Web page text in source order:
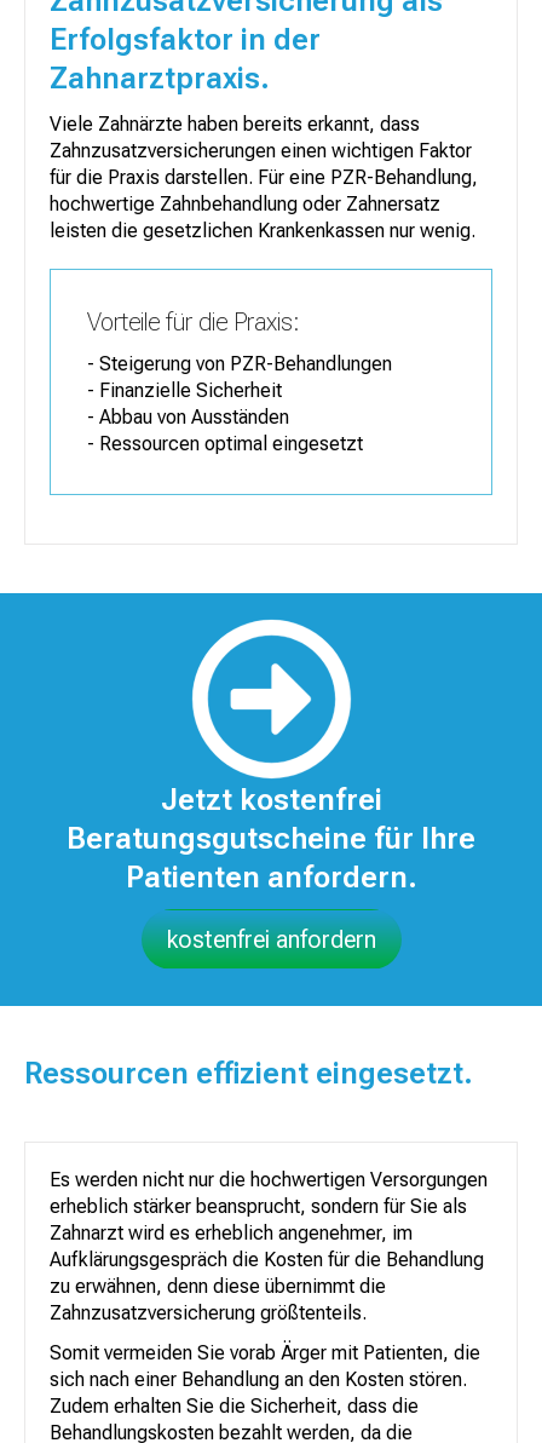
Erfolgsfaktor in der
Zahnarztpraxis.
Viele Zahnärzte haben bereits erkannt, dass
Zahnzusatzversicherungen einen wichtigen Faktor
für die Praxis darstellen. Für eine PZR-Behandlung,
hochwertige Zahnbehandlung oder Zahnersatz
leisten die gesetzlichen Krankenkassen nur wenig.
Vorteile für die Praxis:
- Steigerung von PZR-Behandlungen
- Finanzielle Sicherheit
- Abbau von Ausständen
- Ressourcen optimal eingesetzt
Jetzt kostenfrei
Beratungsgutscheine für Ihre
Patienten anfordern.
kostenfrei anfordern
Ressourcen effizient eingesetzt.
Es werden nicht nur die hochwertigen Versorgungen
erheblich stärker beansprucht, sondern für Sie als
Zahnarzt wird es erheblich angenehmer, im
Aufklärungsgespräch die Kosten für die Behandlung
zu erwähnen, denn diese übernimmt die
Zahnzusatzversicherung größtenteils.
Somit vermeiden Sie vorab Ärger mit Patienten, die
sich nach einer Behandlung an den Kosten stören.
Zudem erhalten Sie die Sicherheit, dass die
Behandlungskosten bezahlt werden, da die